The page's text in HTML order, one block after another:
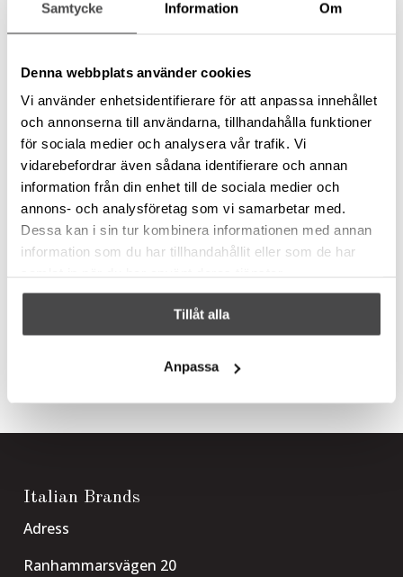
Samtycke Information Om
Denna webbplats använder cookies
Vi använder enhetsidentifierare för att anpassa innehållet
och annonserna till användarna, tillhandahålla funktioner
för sociala medier och analysera vår trafik. Vi
vidarebefordrar även sådana identifierare och annan
information från din enhet till de sociala medier och
annons- och analysföretag som vi samarbetar med.
Dessa kan i sin tur kombinera informationen med annan
information som du har tillhandahållit eller som de har
Tillåt alla
Anpassa
M30N
Majestic spis 76 Spisen som gör köket unikt och
förenar skönhet och funktionalitet i ett. En fristående
pjäs som oavsett miljö tar en självklar plats mitt på
scen med sin vackert rundade form, fint arbetade
detaljer och med perfekt kombination av funktion
och...
« Äldre inlägg
Senaste inläggen
Senaste kommentarer
Italian Brands
Adress
Ranhammarsvägen 20